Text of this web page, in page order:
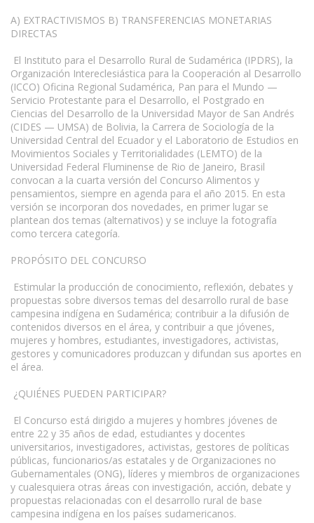
A) EXTRACTIVISMOS B) TRANSFERENCIAS MONETARIAS
DIRECTAS
El Instituto para el Desarrollo Rural de Sudamérica (IPDRS), la
Organización Intereclesiástica para la Cooperación al Desarrollo
(ICCO) Oficina Regional Sudamérica, Pan para el Mundo —
Servicio Protestante para el Desarrollo, el Postgrado en
Ciencias del Desarrollo de la Universidad Mayor de San Andrés
(CIDES — UMSA) de Bolivia, la Carrera de Sociología de la
Universidad Central del Ecuador y el Laboratorio de Estudios en
Movimientos Sociales y Territorialidades (LEMTO) de la
Universidad Federal Fluminense de Rio de Janeiro, Brasil
convocan a la cuarta versión del Concurso Alimentos y
pensamientos, siempre en agenda para el año 2015. En esta
versión se incorporan dos novedades, en primer lugar se
plantean dos temas (alternativos) y se incluye la fotografía
como tercera categoría.
PROPÓSITO DEL CONCURSO
Estimular la producción de conocimiento, reflexión, debates y
propuestas sobre diversos temas del desarrollo rural de base
campesina indígena en Sudamérica; contribuir a la difusión de
contenidos diversos en el área, y contribuir a que jóvenes,
mujeres y hombres, estudiantes, investigadores, activistas,
gestores y comunicadores produzcan y difundan sus aportes en
el área.
¿QUIÉNES PUEDEN PARTICIPAR?
El Concurso está dirigido a mujeres y hombres jóvenes de
entre 22 y 35 años de edad, estudiantes y docentes
universitarios, investigadores, activistas, gestores de políticas
públicas, funcionarios/as estatales y de Organizaciones no
Gubernamentales (ONG), líderes y miembros de organizaciones
y cualesquiera otras áreas con investigación, acción, debate y
propuestas relacionadas con el desarrollo rural de base
campesina indígena en los países sudamericanos.